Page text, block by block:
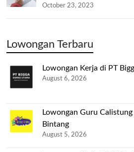
October 23, 2023
Lowongan Terbaru
Lowongan Kerja di PT
August 6, 2026
Lowongan Guru
Bintang
August 5, 2026